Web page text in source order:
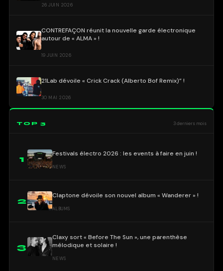
26 JUIN 2026
CONTREFAÇON réunit la nouvelle garde électronique
autour de « ALMA » !
19 JUIN 2026
21Lab dévoile « Crick Crack (Alberto Bof Remix)” !
30 MAI 2026
TOP 3 3 derniers mois
1
Festivals électro 2026 : les events à faire en juin !
NEWS
2
Claptone dévoile son nouvel album « Wanderer » !
ALBUMS
3
Claxy sort « Before The Sun », une parenthèse
mélodique et solaire !
NEWS